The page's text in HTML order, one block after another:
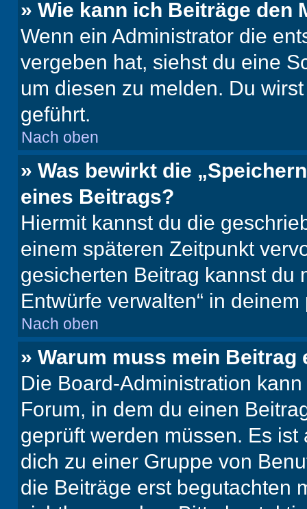
» Wie kann ich Beiträge den
Wenn ein Administrator die
vergeben hat, siehst du eine
um diesen zu melden. Du
geführt.
Nach oben
» Was bewirkt die
eines Beitrags?
Hiermit kannst du die
einem späteren Zeitpunkt
gesicherten Beitrag kannst du
Entwürfe verwalten“ in
Nach oben
» Warum muss mein
Die Board-Administration
Forum, in dem du einen
geprüft werden müssen. Es
dich zu einer Gruppe von
die Beiträge erst begutachten